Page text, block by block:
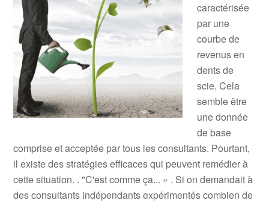
caractérisée
par une
courbe de
revenus en
dents de
scie. Cela
semble être
une donnée
de base
comprise et acceptée par tous les consultants. Pourtant,
il existe des stratégies efficaces qui peuvent remédier à
cette situation. . "C'est comme ça... » . Si on demandait à
des consultants indépendants expérimentés combien de